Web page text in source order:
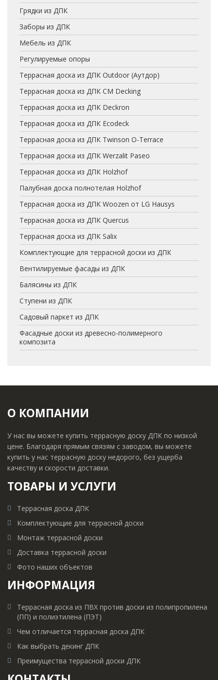
Грядки из ДПК
Заборы из ДПК
Мебель из ДПК
Регулируемые опоры
Террасная доска из ДПК Outdoor (Аутдор)
Террасная доска из ДПК CM Decking
Террасная доска из ДПК Deckron
Террасная доска из ДПК Ecodeck
Террасная доска из ДПК Twinson O-Terrace
Террасная доска из ДПК Werzalit Paseo
Террасная доска из ДПК Holzhof
Палубная доска полнотелая Holzhof
Террасная доска из ДПК Woozen от LG Hausys
Террасная доска из ДПК Quercus
Террасная доска из ДПК Salix
Комплектующие для террасной доски из ДПК
Вентилируемые фасады из ДПК
Балясины из ДПК
Ступени из ДПК
Садовый паркет из ДПК
Фасадные доски из древесно-полимерного
композита
О КОМПАНИИ
У нас вы можете купить террасную доску ДПК по низкой
цене. Благодаря прямым связям с заводом, вы можете
купить у нас террасную доску недорого, без ущерба
качеству и скорости доставки.
ТОВАРЫ И УCЛУГИ
Террасная доска ДПК
Комплектующие для террасной доски
Монтаж террасной доски
Доставка террасной доски
Фото наших объектов
ИНФОРМАЦИЯ
Террасная доска из ПВХ против доски из полипропилена
(ПП) и полиэтилена (ПЭТ)
Чем отличается террасная доска ДПК
Как выбрать декинг ДПК
Преимущества террасной доски ДПК